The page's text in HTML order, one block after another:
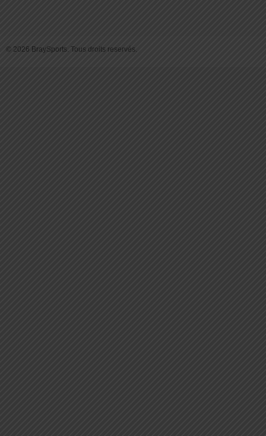
© 2026 BraySports. Tous droits reservés.